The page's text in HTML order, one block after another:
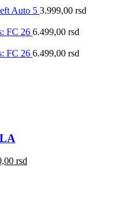
Auto 5 3.999,00 rsd
FC 26 6.499,00 rsd
FC 26 6.499,00 rsd
rsd